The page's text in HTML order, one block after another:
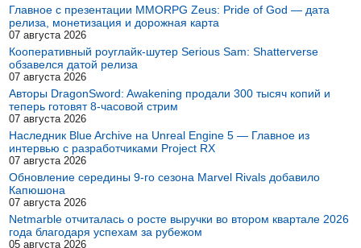
Главное с презентации MMORPG Zeus: Pride of God — дата
релиза, монетизация и дорожная карта
07 августа 2026
Кооперативный роуглайк-шутер Serious Sam: Shatterverse
обзавелся датой релиза
07 августа 2026
Авторы DragonSword: Awakening продали 300 тысяч копий и
теперь готовят 8-часовой стрим
07 августа 2026
Наследник Blue Archive на Unreal Engine 5 — Главное из
интервью с разработчиками Project RX
07 августа 2026
Обновление середины 9-го сезона Marvel Rivals добавило
Капюшона
07 августа 2026
Netmarble отчиталась о росте выручки во втором квартале 2026
года благодаря успехам за рубежом
05 августа 2026